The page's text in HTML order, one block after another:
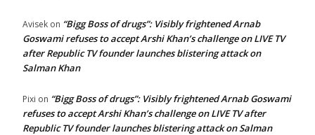
Avisek on “Bigg Boss of drugs”: Visibly frightened Arnab
Goswami refuses to accept Arshi Khan’s challenge on LIVE TV
after Republic TV founder launches blistering attack on
Salman Khan
Pixi on “Bigg Boss of drugs”: Visibly frightened Arnab Goswami
refuses to accept Arshi Khan’s challenge on LIVE TV after
Republic TV founder launches blistering attack on Salman